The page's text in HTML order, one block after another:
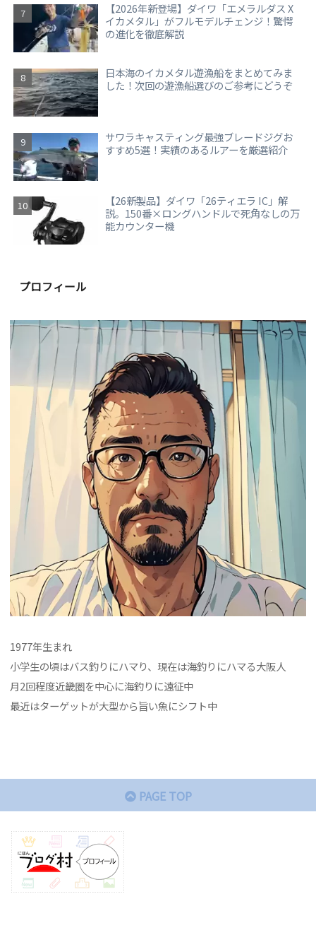
【2026年新登場】ダイワ「エメラルダス X
イカメタル」がフルモデルチェンジ！驚愕
の進化を徹底解説
日本海のイカメタル遊漁船をまとめてみま
した！次回の遊漁船選びのご参考にどうぞ
サワラキャスティング最強ブレードジグお
すすめ5選！実績のあるルアーを厳選紹介
【26新製品】ダイワ「26ティエラ IC」解
説。150番×ロングハンドルで死角なしの万
能カウンター機
プロフィール
1977年生まれ
小学生の頃はバス釣りにハマり、現在は海釣りにハマる大阪人
月2回程度近畿圏を中心に海釣りに遠征中
最近はターゲットが大型から旨い魚にシフト中
PAGE TOP